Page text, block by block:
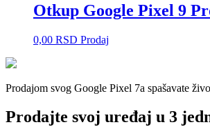
Otkup Google Pixel 9
0,00 RSD Prodaj
Prodajom svog Google Pixel 7a spašavate
Prodajte svoj uređaj u 3